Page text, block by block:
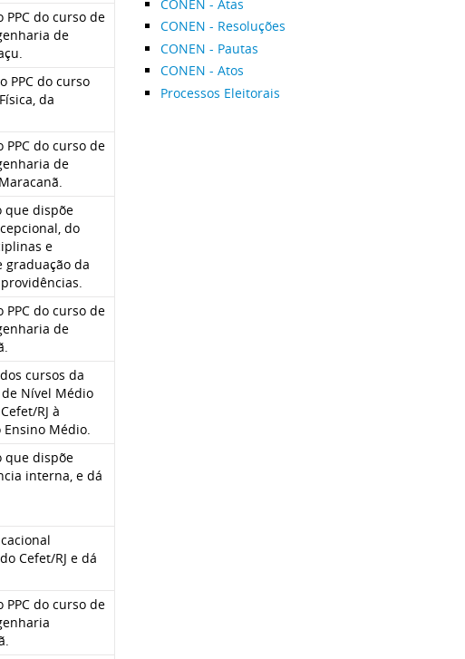
do curso de
de
PPC do curso
da
do curso de
de
que dispõe
do
e
graduação da
do curso de
de
cursos da
de Nível Médio
RJ à
Médio.
que dispõe
interna, e dá
Cefet/RJ e dá
do curso de
CONEN - Atas
CONEN - Resoluções
CONEN - Pautas
CONEN - Atos
Processos Eleitorais